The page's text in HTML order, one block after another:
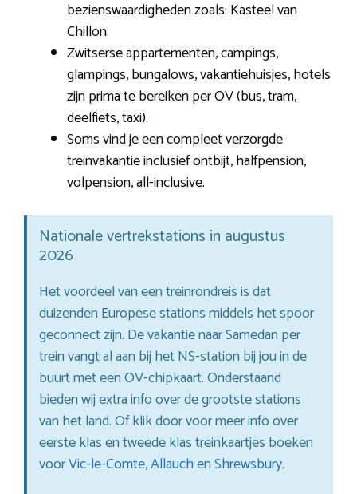
bezienswaardigheden zoals: Kasteel van
Chillon.
Zwitserse appartementen, campings,
glampings, bungalows, vakantiehuisjes, hotels
zijn prima te bereiken per OV (bus, tram,
deelfiets, taxi).
Soms vind je een compleet verzorgde
treinvakantie inclusief ontbijt, halfpension,
volpension, all-inclusive.
Nationale vertrekstations in augustus
2026
Het voordeel van een treinrondreis is dat
duizenden Europese stations middels het spoor
geconnect zijn. De vakantie naar Samedan per
trein vangt al aan bij het NS-station bij jou in de
buurt met een OV-chipkaart. Onderstaand
bieden wij extra info over de grootste stations
van het land. Of klik door voor meer info over
eerste klas en tweede klas treinkaartjes boeken
voorVic-le-Comte,AllauchenShrewsbury.